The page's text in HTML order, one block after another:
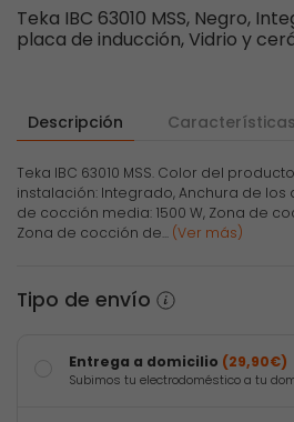
Teka IBC 63010 MSS, Negro,
placa de inducción, Vidrio y
Descripción Características
Teka IBC 63010 MSS. Color del
instalación: Integrado, Anchura de los
de cocción media: 1500 W, Zona de
Zona de cocción de... (Ver más)
Tipo de envío
Entrega a domicilio (29,90€)
Subimos tu electrodoméstico a tu